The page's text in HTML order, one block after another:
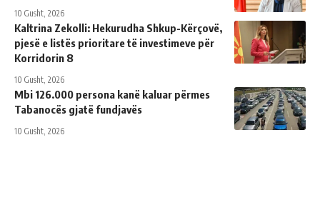
10 Gusht, 2026
Kaltrina Zekolli: Hekurudha Shkup-Kërçovë,
pjesë e listës prioritare të investimeve për
Korridorin 8
10 Gusht, 2026
Mbi 126.000 persona kanë kaluar përmes
Tabanocës gjatë fundjavës
10 Gusht, 2026